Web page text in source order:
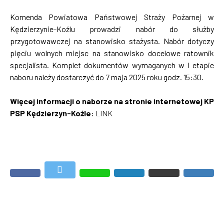
Komenda Powiatowa Państwowej Straży Pożarnej w
Kędzierzynie-Koźlu prowadzi nabór do służby
przygotowawczej na stanowisko stażysta. Nabór dotyczy
pięciu wolnych miejsc na stanowisko docelowe ratownik
specjalista. Komplet dokumentów wymaganych w I etapie
naboru należy dostarczyć do 7 maja 2025 roku godz. 15:30.
Więcej informacji o naborze na stronie internetowej KP
PSP Kędzierzyn-Koźle: LINK